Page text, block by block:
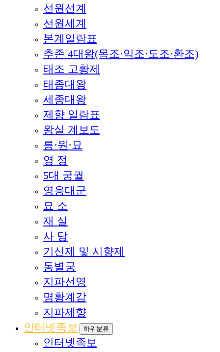
선원선계
선원세계
본계일람표
추존 4대왕(목조·익조·도조·환조)
태조 고황제
태종대왕
세종대왕
제향 일람표
왕실 계보도
릉·원·묘
영 정
5대 궁궐
영응대군
묘 소
재 실
사 당
기신제 및 시향제
동별궁
지파선영
명황계감
지파제향
인터넷족보
하위분류
인터넷족보